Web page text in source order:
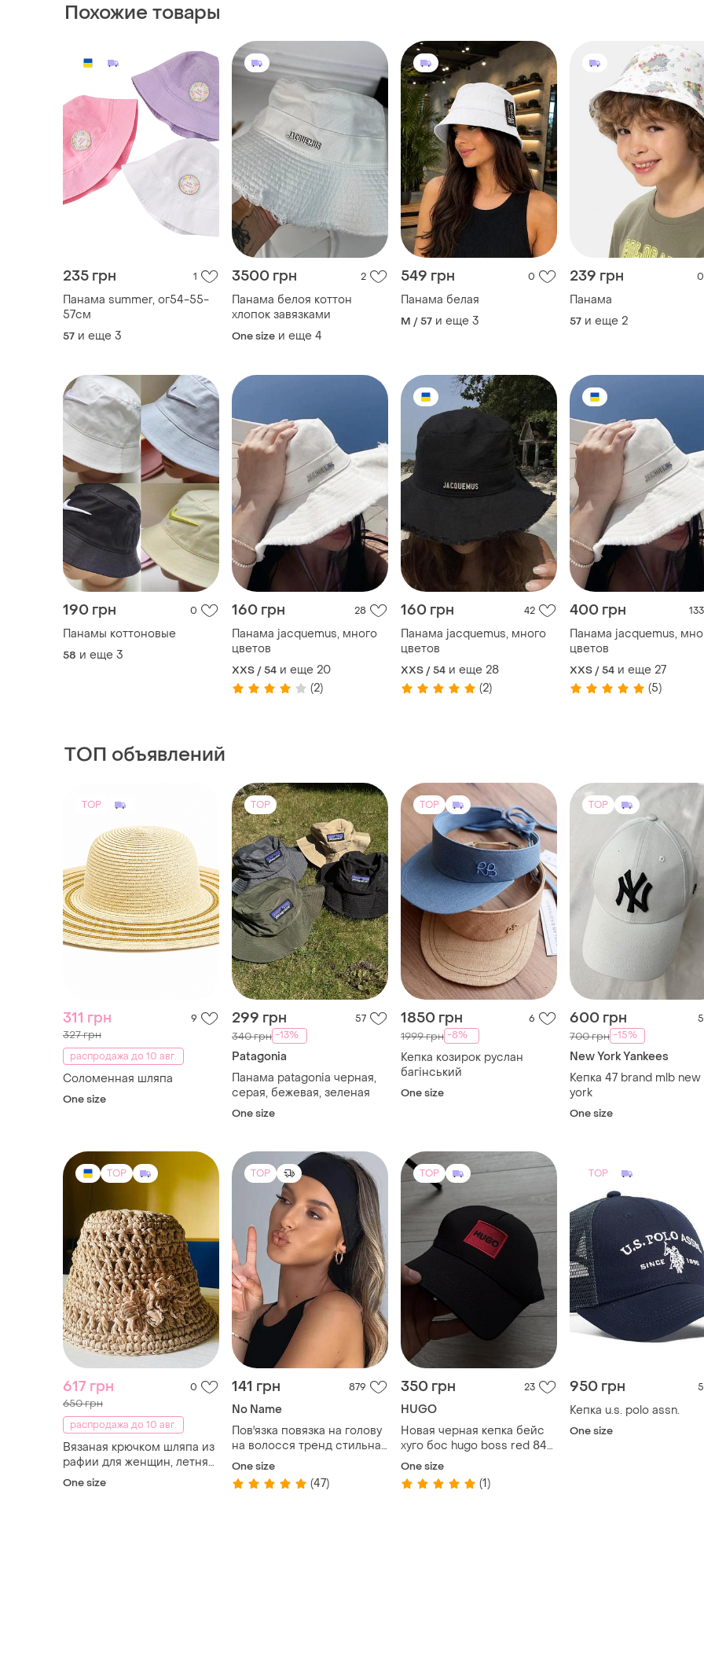
Похожие товары
235 грн 1
Панама summer, ог54-55-
57см
57 и еще 3
3500 грн 2
Панама белоя коттон
хлопок завязками
One size и еще 4
549 грн 0
Панама белая
M / 57 и еще 3
239 грн 0
Панама
57 и еще 2
190 грн 0
Панамы коттоновые
58 и еще 3
160 грн 28
Панама jacquemus, много
цветов
XXS / 54 и еще 20
(2)
160 грн 42
Панама jacquemus, много
цветов
XXS / 54 и еще 28
(2)
400 грн 133
Панама jacquemus,
цветов
XXS / 54 и еще 27
(5)
ТОП объявлений
TOP
311 грн 9
327 грн
распродажа до 10 авг.
Соломенная шляпа
One size
TOP
299 грн 57
340 грн -13%
Patagonia
Панама patagonia черная,
серая, бежевая, зеленая
One size
TOP
1850 грн 6
1999 грн -8%
Кепка козирок руслан
багінський
One size
TOP
600 грн 5
700 грн -15%
New York Yankees
Кепка 47 brand mlb new
york
One size
TOP
617 грн 0
650 грн
распродажа до 10 авг.
Вязаная крючком шляпа из
рафии для женщин, летняя
шляпа ручной работы по
One size
TOP
141 грн 879
No Name
Пов'язка повязка на голову
на волосся тренд стильна
модна нова
One size
(47)
TOP
350 грн 23
HUGO
Новая черная кепка бейс
хуго бос hugo boss red 84
luxury, one size, оригинал
One size
(1)
TOP
950 грн 5
Кепка u.s. polo assn.
One size